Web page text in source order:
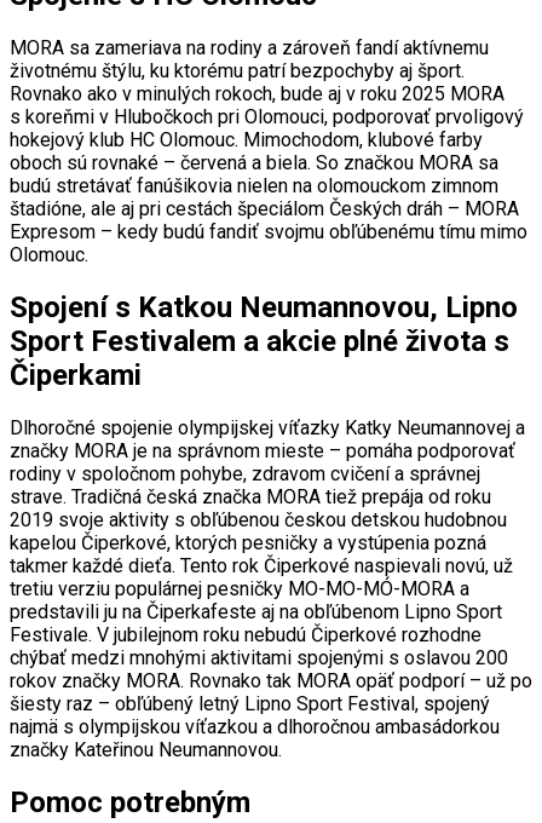
MORA sa zameriava na rodiny a zároveň fandí aktívnemu
životnému štýlu, ku ktorému patrí bezpochyby aj šport.
Rovnako ako v minulých rokoch, bude aj v roku 2025 MORA
s koreňmi v Hlubočkoch pri Olomouci, podporovať prvoligový
hokejový klub HC Olomouc. Mimochodom, klubové farby
oboch sú rovnaké – červená a biela. So značkou MORA sa
budú stretávať fanúšikovia nielen na olomouckom zimnom
štadióne, ale aj pri cestách špeciálom Českých dráh – MORA
Expresom – kedy budú fandiť svojmu obľúbenému tímu mimo
Olomouc.
Spojení s Katkou Neumannovou, Lipno
Sport Festivalem a akcie plné života s
Čiperkami
Dlhoročné spojenie olympijskej víťazky Katky Neumannovej a
značky MORA je na správnom mieste – pomáha podporovať
rodiny v spoločnom pohybe, zdravom cvičení a správnej
strave. Tradičná česká značka MORA tiež prepája od roku
2019 svoje aktivity s obľúbenou českou detskou hudobnou
kapelou Čiperkové, ktorých pesničky a vystúpenia pozná
takmer každé dieťa. Tento rok Čiperkové naspievali novú, už
tretiu verziu populárnej pesničky MO-MO-MÓ-MORA a
predstavili ju na Čiperkafeste aj na obľúbenom Lipno Sport
Festivale. V jubilejnom roku nebudú Čiperkové rozhodne
chýbať medzi mnohými aktivitami spojenými s oslavou 200
rokov značky MORA. Rovnako tak MORA opäť podporí – už po
šiesty raz – obľúbený letný Lipno Sport Festival, spojený
najmä s olympijskou víťazkou a dlhoročnou ambasádorkou
značky Kateřinou Neumannovou.
Pomoc potrebným